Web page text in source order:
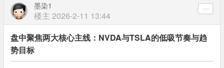
墨染1
楼主 2026-2-11 13:44
盘中聚焦两大核心主线：NVDA与TSLA的低吸节奏与趋
势目标